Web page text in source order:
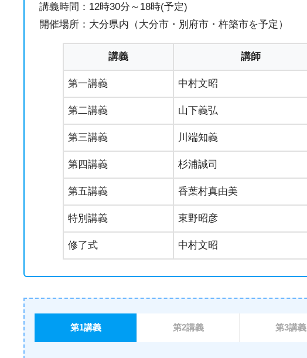
講義時間：12時30分～18時(予定)
開催場所：大分県内（大分市・別府市・杵築市を予定）
講義 講師
第一講義 中村文昭
第二講義 山下義弘
第三講義 川端知義
第四講義 杉浦誠司
第五講義 香葉村真由美
特別講義 東野昭彦
修了式 中村文昭
第1講義 第2講義 第3講義